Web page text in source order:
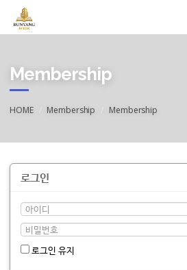
Membership
HOME Membership Membership
로그인
로그인 유지